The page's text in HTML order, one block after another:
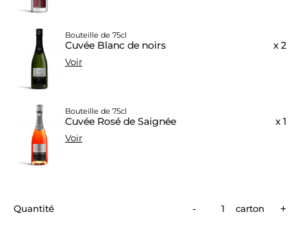
Bouteille de 75cl
Cuvée Blanc de noirs x 2
Voir
Bouteille de 75cl
Cuvée Rosé de Saignée x 1
Voir
Quantité - carton +